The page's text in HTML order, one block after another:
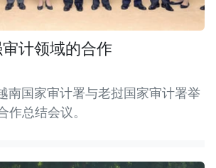
计领域的合作
南国家审计署与老挝国家审计署举
作总结会议。